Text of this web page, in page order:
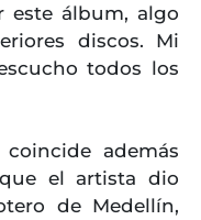
este álbum, algo
discos. Mi
todos los
además
el artista dio
de Medellín,